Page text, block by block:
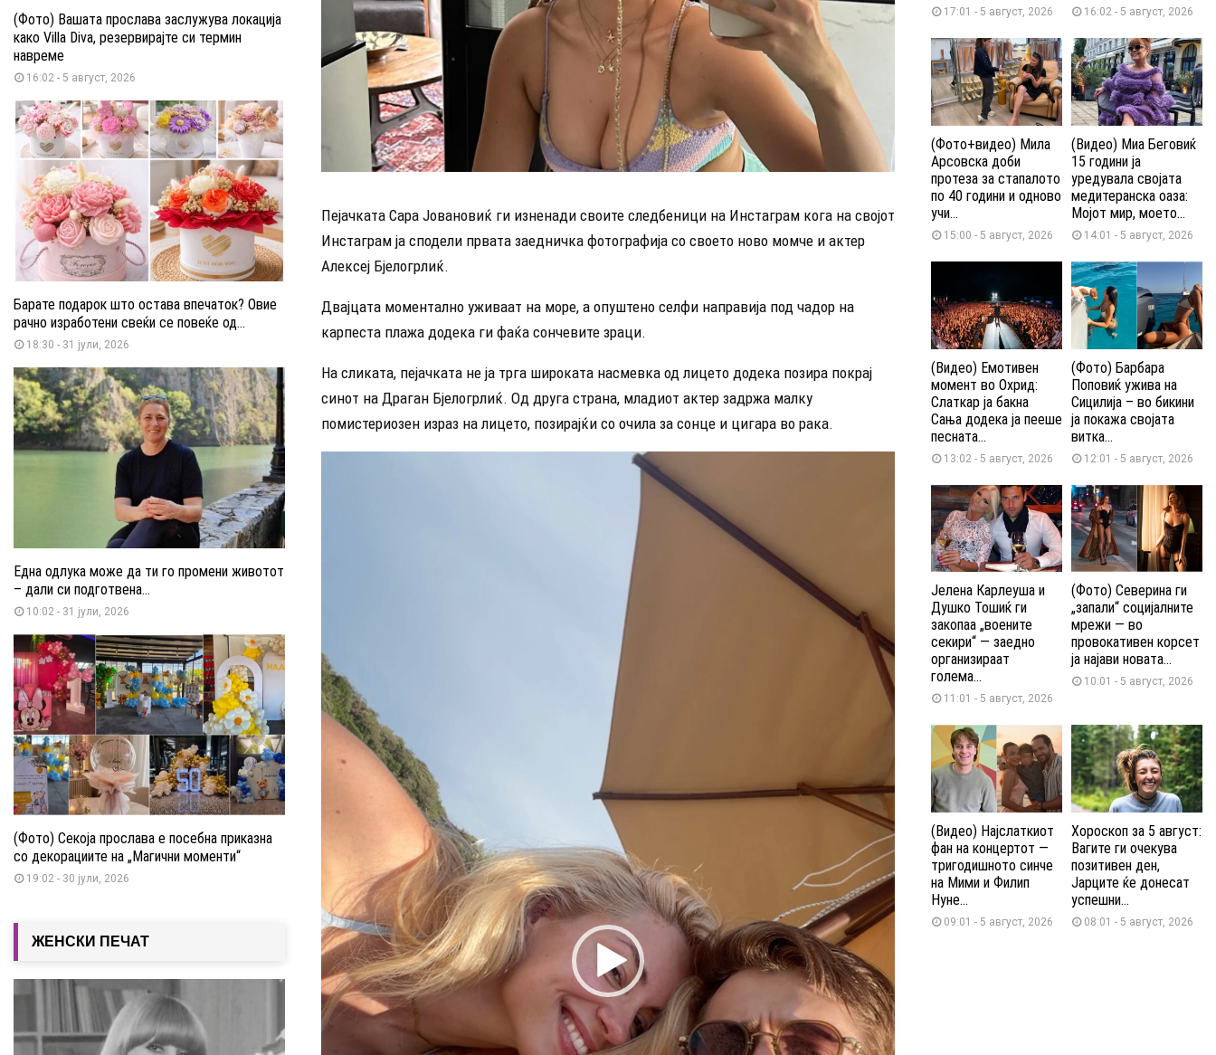
Пејачката Сара Јовановиќ ги изненади своите следбеници на Инстаграм кога на својот
Инстаграм ја сподели првата заедничка фотографија со своето ново момче и актер
Алексеј Бјелогрлиќ.
Двајцата моментално уживаат на море, а опуштено селфи направија под чадор на
карпеста плажа додека ги фаќа сончевите зраци.
На сликата, пејачката не ја трга широката насмевка од лицето додека позира покрај
синот на Драган Бјелогрлиќ. Од друга страна, младиот актер задржа малку
помистериозен израз на лицето, позирајќи со очила за сонце и цигара во рака.
ј
е
р
(Фото) Вашата прослава заслужува локација
како Villa Diva, резервирајте си термин
навреме
16:02 - 5 август, 2026
Барате подарок што остава впечаток? Овие
рачно изработени свеќи се повеќе од...
18:30 - 31 јули, 2026
Една одлука може да ти го промени животот
– дали си подготвена...
10:02 - 31 јули, 2026
(Фото) Секоја прослава е посебна приказна
со декорациите на „Магични моменти“
19:02 - 30 јули, 2026
ЖЕНСКИ ПЕЧАТ
17:01 - 5 август, 2026 16:02 - 5 август, 2026
(Фото+видео) Мила
Арсовска доби
протеза за стапалото
по 40 години и одново
учи...
15:00 - 5 август, 2026
(Видео) Миа Беговиќ
15 години ја
уредувала својата
медитеранска оаза:
Мојот мир, моето...
14:01 - 5 август, 2026
(Видео) Емотивен
момент во Охрид:
Слаткар ја бакна
Сања додека ја пееше
песната...
13:02 - 5 август, 2026
(Фото) Барбара
Поповиќ ужива на
Сицилија – во бикини
ја покажа својата
витка...
12:01 - 5 август, 2026
Јелена Карлеуша и
Душко Тошиќ ги
закопаа „воените
секири“ — заедно
организираат
голема...
11:01 - 5 август, 2026
(Фото) Северина ги
„запали“ социјалните
мрежи — во
провокативен корсет
ја најави новата...
10:01 - 5 август, 2026
(Видео) Најслаткиот
фан на концертот —
тригодишното синче
на Мими и Филип
Нуне...
09:01 - 5 август, 2026
Хороскоп за 5 август:
Вагите ги очекува
позитивен ден,
Јарците ќе донесат
успешни...
08:01 - 5 август, 2026